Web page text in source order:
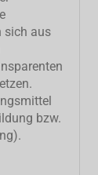
sich aus
bzw.